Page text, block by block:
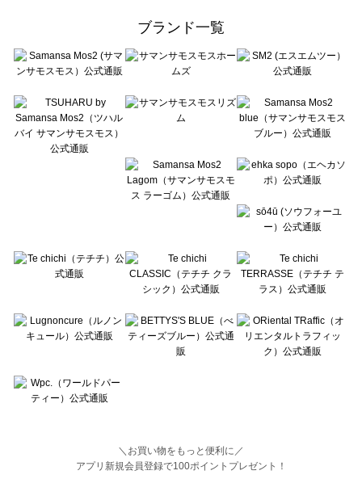
sō4ū（ソウフォーユー）のルームウェア一覧
Te chichi（テチチ）のルームウェア一覧
Te chichi CLASSIC（テチチ クラシック）のルームウェア一覧
Lugnoncure（ルノンキュール）のルームウェア一覧
BETTY'S BLUE（べティーズブルー）のルームウェア一覧
Wpc.（ワールドパーティー）のルームウェア一覧
ブランド一覧
＼お買い物をもっと便利に／
アプリ新規会員登録で100ポイントプレゼント！